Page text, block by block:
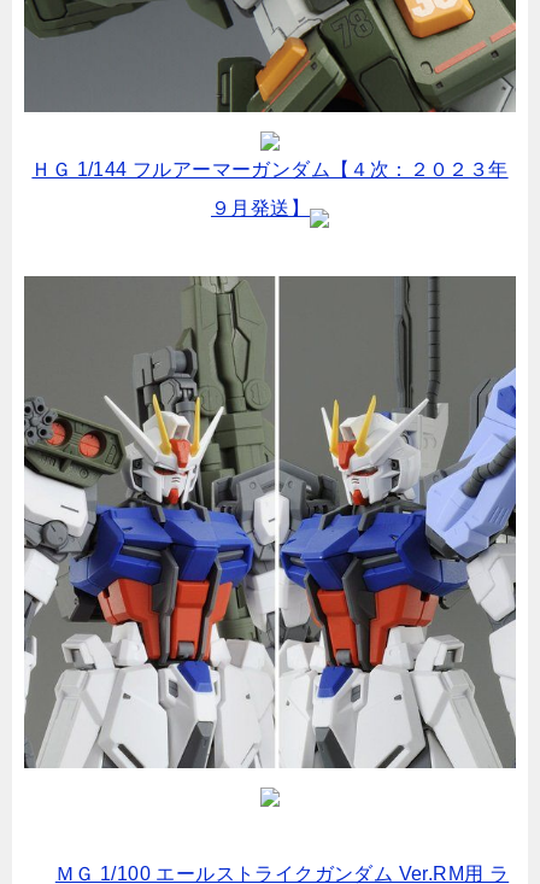
ＨＧ 1/144 フルアーマーガンダム【４次：２０２３年
９月発送】
ＭＧ 1/100 エールストライクガンダム Ver.RM用 ラ